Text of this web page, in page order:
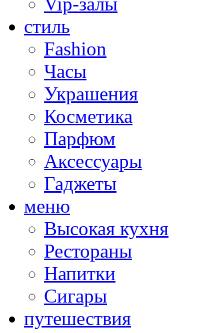
стиль
Fashion
Часы
Украшения
Косметика
Парфюм
Аксессуары
Гаджеты
меню
Высокая кухня
Рестораны
Напитки
Сигары
путешествия